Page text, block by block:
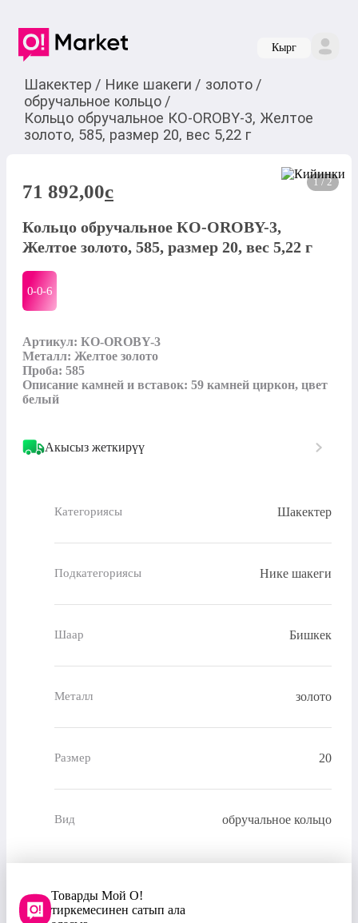
Кырг
Шакектер / Нике шакеги / золото /
обручальное кольцо /
Кольцо обручальное КО-OROBY-3, Желтое
золото, 585, размер 20, вес 5,22 г
1 / 2
71 892,00c
Кольцо обручальное КО-OROBY-3,
Желтое золото, 585, размер 20, вес 5,22 г
0-0-6
Артикул: КО-OROBY-3
Металл: Желтое золото
Проба: 585
Описание камней и вставок: 59 камней циркон, цвет
белый
Акысыз жеткирүү
Категориясы Шакектер
Подкатегориясы Нике шакеги
Шаар Бишкек
Металл золото
Размер 20
Вид обручальное кольцо
Товарды Мой О!
тиркемесинен сатып ала